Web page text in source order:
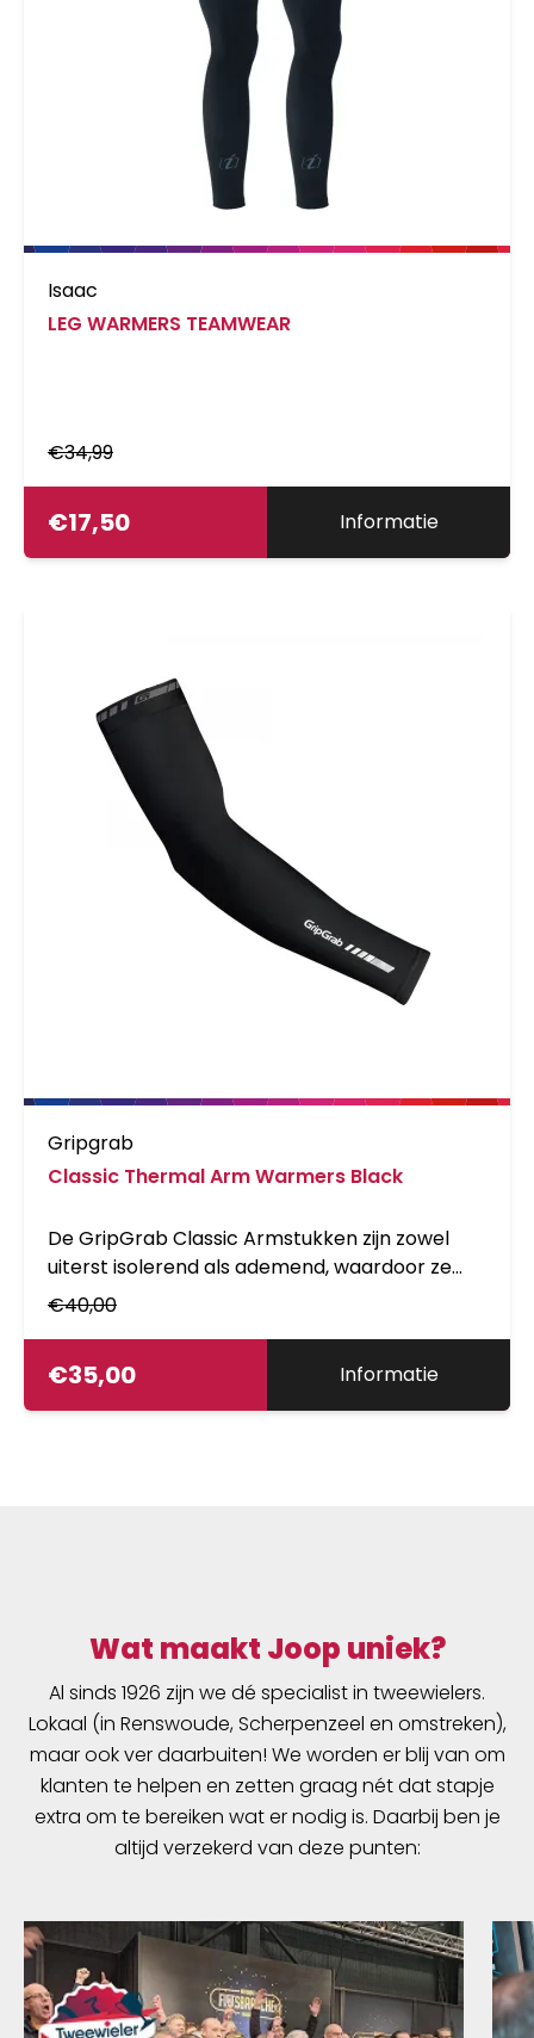
Isaac
LEG WARMERS TEAMWEAR
€34,99
€17,50 Informatie
Gripgrab
Classic Thermal Arm Warmers Black
De GripGrab Classic Armstukken zijn zowel
uiterst isolerend als ademend, waardoor ze
ideaal zijn voor fietsen op koude winterdagen.
buitengewoon comfortabel zodat jede
kilometers kunt blijven wegtrappen.
€40,00
€35,00 Informatie
Wat maakt Joop uniek?
Al sinds 1926 zijn we dé specialist in tweewielers.
Lokaal (in Renswoude, Scherpenzeel en omstreken),
maar ook ver daarbuiten! We worden er blij van om
klanten te helpen en zetten graag nét dat stapje
extra om te bereiken wat er nodig is. Daarbij ben je
altijd verzekerd van deze punten: